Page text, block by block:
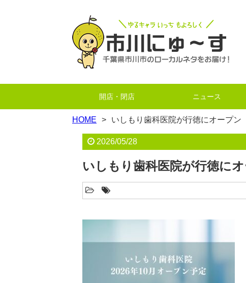
開店・閉店 ニュース
HOME いしもり歯科医院が行徳にオープン
2026/05/28
いしもり歯科医院が行徳に